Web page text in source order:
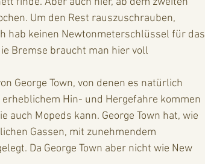
Um den Rest rauszuschrauben,
hab keinen Newtonmeterschlüssel für das
Bremse braucht man hier voll
Hin- und Hergefahre kommen
Mopeds kann. George Town hat, wie
Gassen, mit zunehmendem
Da George Town aber nicht wie New